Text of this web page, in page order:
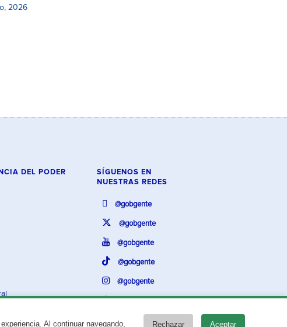
2026
Al continuar navegando, Rechazar Aceptar
DEL PODER
SÍGUENOS EN
NUESTRAS REDES
@gobgente
@gobgente
@gobgente
@gobgente
@gobgente
@gobgente